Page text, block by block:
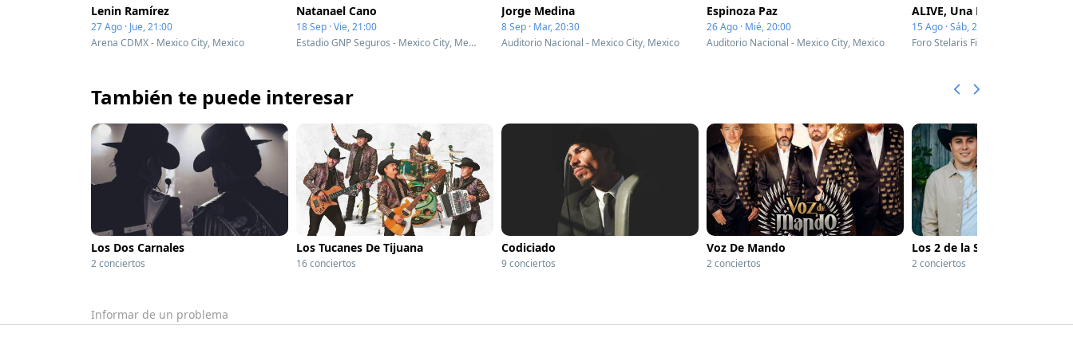
Lenin Ramírez
27 Ago · Jue, 21:00
Arena CDMX - Mexico City, Mexico
Natanael Cano
18 Sep · Vie, 21:00
Estadio GNP Seguros - Mexico City, Mexico
Jorge Medina
8 Sep · Mar, 20:30
Auditorio Nacional - Mexico City, Mexico
Espinoza Paz
26 Ago · Mié, 20:00
Auditorio Nacional - Mexico City, Mexico
ALIVE, Una Fiesta En El
15 Ago · Sáb, 21:30
También te puede interesar
Los Dos Carnales
2 conciertos
Los Tucanes De Tijuana
16 conciertos
Codiciado
9 conciertos
Voz De Mando
2 conciertos
Los 2 de la S
2 conciertos
Informar de un problema